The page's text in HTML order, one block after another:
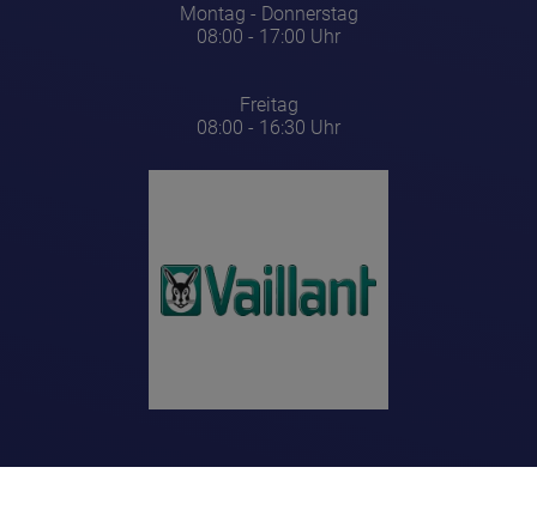
Montag - Donnerstag
08:00 - 17:00 Uhr
Freitag
08:00 - 16:30 Uhr